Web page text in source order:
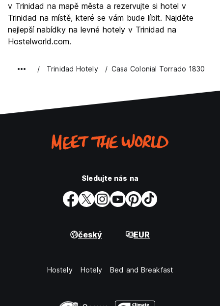
Hodnota za peníze
v Trinidad na mapě města a rezervujte si hotel v
Trinidad na místě, které se vám bude líbit. Najděte
nejlepší nabídky na levné hotely v Trinidad na
Hostelworld.com.
Trinidad Hotely Casa Colonial Torrado 1830
Sledujte nás na
český EUR
Hostely Hotely Bed and Breakfast